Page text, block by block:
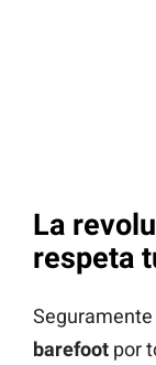
La
respeta
barefoot por